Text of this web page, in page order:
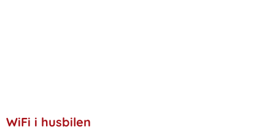
WiFi i husbilen